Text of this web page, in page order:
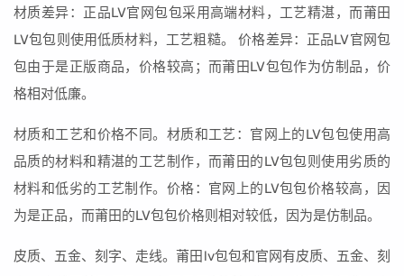
材质差异：正品LV官网包包采用高端材料，工艺精湛，而莆田
LV包包则使用低质材料，工艺粗糙。 价格差异：正品LV官网包
包由于是正版商品，价格较高；而莆田LV包包作为仿制品，价
格相对低廉。
材质和工艺和价格不同。材质和工艺：官网上的LV包包使用高
品质的材料和精湛的工艺制作，而莆田的LV包包则使用劣质的
材料和低劣的工艺制作。价格：官网上的LV包包价格较高，因
为是正品，而莆田的LV包包价格则相对较低，因为是仿制品。
皮质、五金、刻字、走线。莆田lv包包和官网有皮质、五金、刻